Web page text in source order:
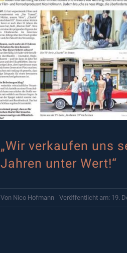
„Wir verkaufen uns
Jahren unter Wert!“
Von Nico Hofmann Veröffentlicht am: 19.